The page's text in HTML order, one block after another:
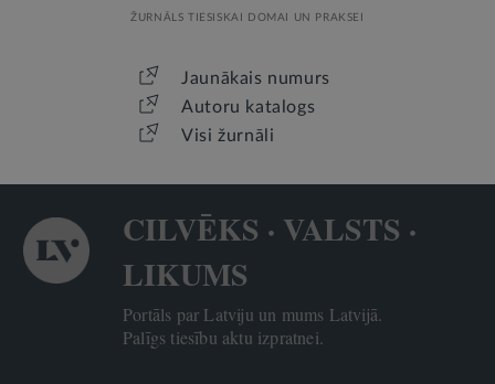
ŽURNĀLS TIESISKAI DOMAI UN PRAKSEI
Jaunākais numurs
Autoru katalogs
Visi žurnāli
CILVĒKS · VALSTS ·
LIKUMS
Portāls par Latviju un mums Latvijā.
Palīgs tiesību aktu izpratnei.